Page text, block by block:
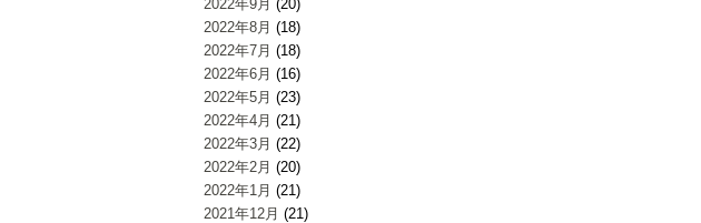
2022年9月 (20)
2022年8月 (18)
2022年7月 (18)
2022年6月 (16)
2022年5月 (23)
2022年4月 (21)
2022年3月 (22)
2022年2月 (20)
2022年1月 (21)
2021年12月 (21)